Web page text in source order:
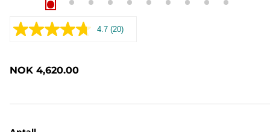
4.7 Les
(20)
NOK 4,620.00